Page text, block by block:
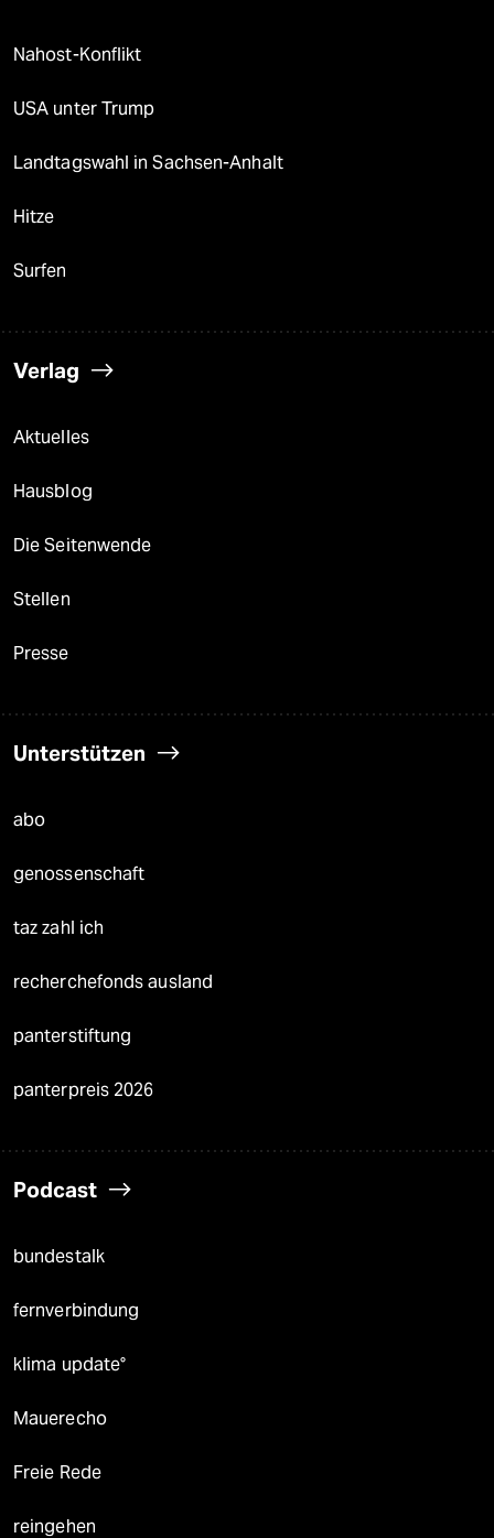
Nahost-Konflikt
USA unter Trump
Landtagswahl in Sachsen-Anhalt
Hitze
Surfen
Verlag
Aktuelles
Hausblog
Die Seitenwende
Stellen
Presse
Unterstützen
abo
genossenschaft
taz zahl ich
recherchefonds ausland
panterstiftung
panterpreis 2026
Podcast
bundestalk
fernverbindung
klima update°
Mauerecho
Freie Rede
reingehen